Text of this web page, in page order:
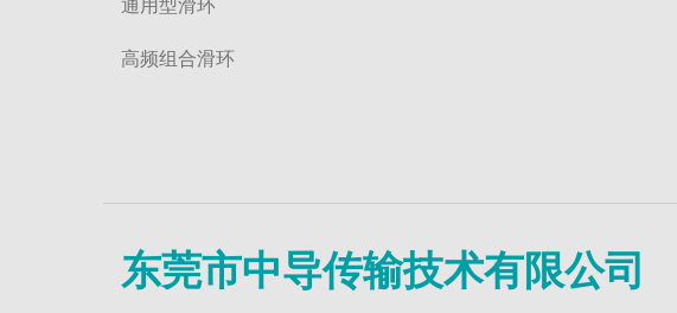
高频组合滑环
东莞市中导传输技术有限公司